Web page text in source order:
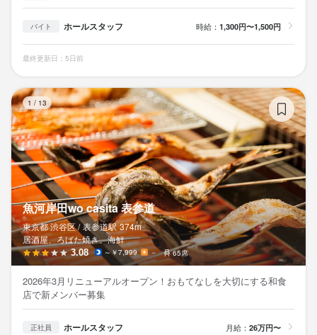
バイト ホールスタッフ 時給： 1,300円〜1,500円
最終更新日：5日前
1 / 13
魚河岸田wo casita 表参道
東京都 渋谷区 / 表参道駅 374m
居酒屋、ろばた焼き、海鮮
3.08 ～￥7,999 － 65席
2026年3月リニューアルオープン！おもてなしを大切にする和食
店で新メンバー募集
正社員 ホールスタッフ 月給： 26万円〜